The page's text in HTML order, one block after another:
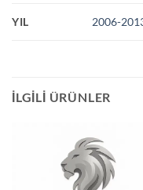
YIL 2006-
İLGILI ÜRÜNLER